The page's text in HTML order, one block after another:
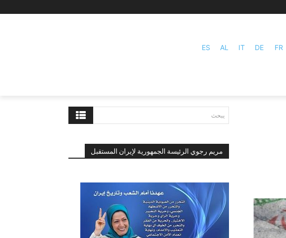
ES AL IT DE FR
يبحث
مريم رجوي الرئيسة الجمهورية لإيران المستقبل